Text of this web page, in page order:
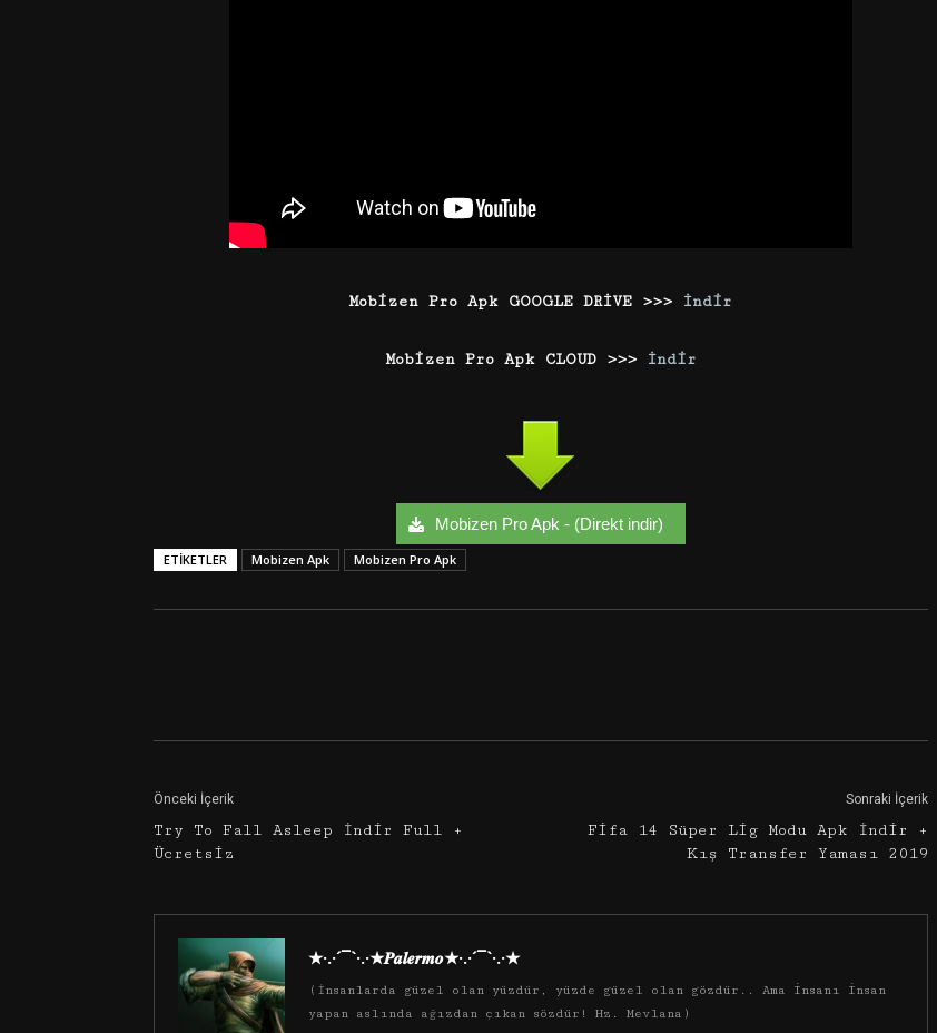
Mobizen Pro Apk GOOGLE DRİVE >>> İndir
Mobizen Pro Apk CLOUD >>> İndir
Mobizen Pro Apk - (Direkt indir)
ETIKETLER Mobizen Apk Mobizen Pro Apk
Önceki İçerik
Try To Fall Asleep İndir Full +
Ücretsiz
Sonraki İçerik
Fifa 14 Süper Lig Modu Apk İndir +
Kış Transfer Yaması 2019
★·.·´¯`·.·★𝑷𝒂𝒍𝒆𝒓𝒎𝒐★·.·´¯`·.·★
(İnsanlarda güzel olan yüzdür, yüzde güzel olan gözdür.. Ama insanı insan
yapan aslında ağızdan çıkan sözdür! Hz. Mevlana)